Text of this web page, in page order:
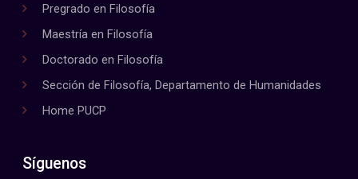
Pregrado en Filosofía
Maestría en Filosofía
Doctorado en Filosofía
Sección de Filosofía, Departamento de Humanidades
Home PUCP
Síguenos